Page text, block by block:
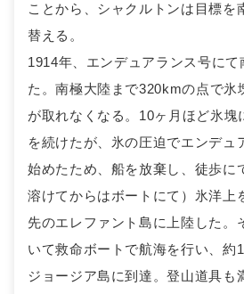
ことから、シャクルトンは目標を
替える。
1914年、エンデュアランス号にて
た。南極大陸まで320kmの点で氷
が取れなくなる。10ヶ月ほど氷塊
を続けたが、氷の圧迫でエンデュ
始めたため、船を放棄し、徒歩に
溶けてからはボートにて）氷洋上
先のエレファント島に上陸した。
いて救命ボートで航海を行い、約
ジョージア島に到達。登山道具も